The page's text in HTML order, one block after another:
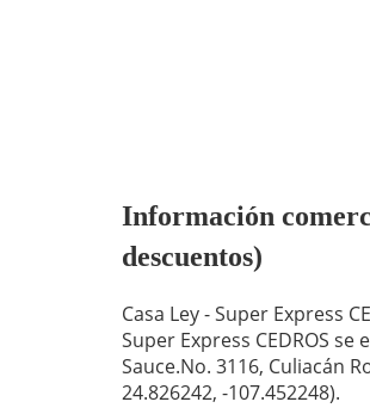
Información
descuentos)
Casa Ley - Super Express
Super Express CEDROS
Sauce.No. 3116, Culiacán
24.826242, -107.452248).